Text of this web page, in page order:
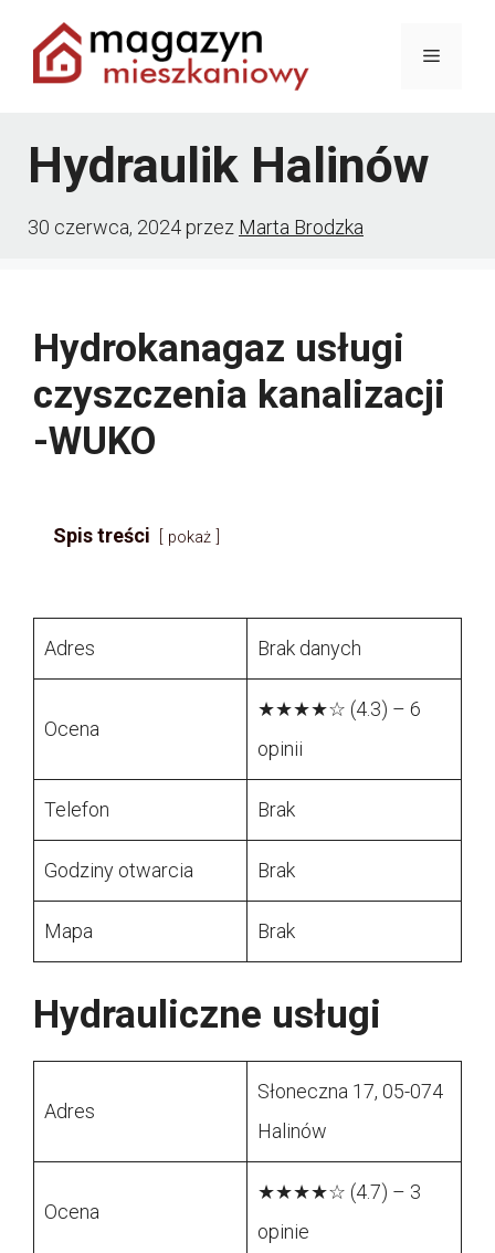
Przejdź
Menu
Hydraulik Halinów
30 czerwca, 2024przez Marta Brodzka
Hydrokanagaz usługi
czyszczenia kanalizacji
-WUKO
Spis treści pokaż
Adres Brak danych
Ocena
★★★★☆ (4.3) – 6
opinii
Telefon Brak
Godziny otwarcia Brak
Mapa Brak
Hydrauliczne usługi
Adres
Słoneczna 17, 05-074
Halinów
Ocena
★★★★☆ (4.7) – 3
opinie